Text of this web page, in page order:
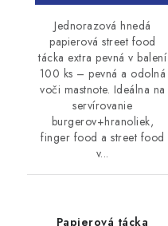
Jednorazová hnedá
papierová street food
tácka extra pevná v balení
100 ks – pevná a odolná
voči mastnote. Ideálna na
servírovanie
burgerov+hranoliek,
finger food a street food
v...
Papierová tácka